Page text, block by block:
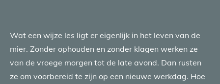
Wat een wijze les ligt er eigenlijk in het leven van de
mier. Zonder ophouden en zonder klagen werken ze
van de vroege morgen tot de late avond. Dan rusten
ze om voorbereid te zijn op een nieuwe werkdag. Hoe